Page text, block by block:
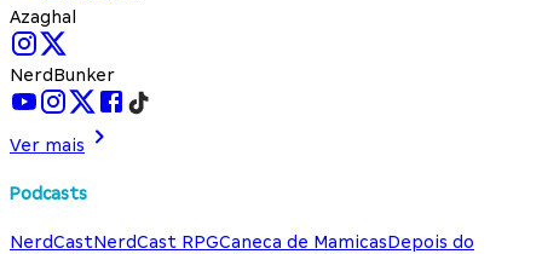
Azaghal
NerdBunker
Ver mais
Podcasts
NerdCastNerdCast RPGCaneca de MamicasDepois do